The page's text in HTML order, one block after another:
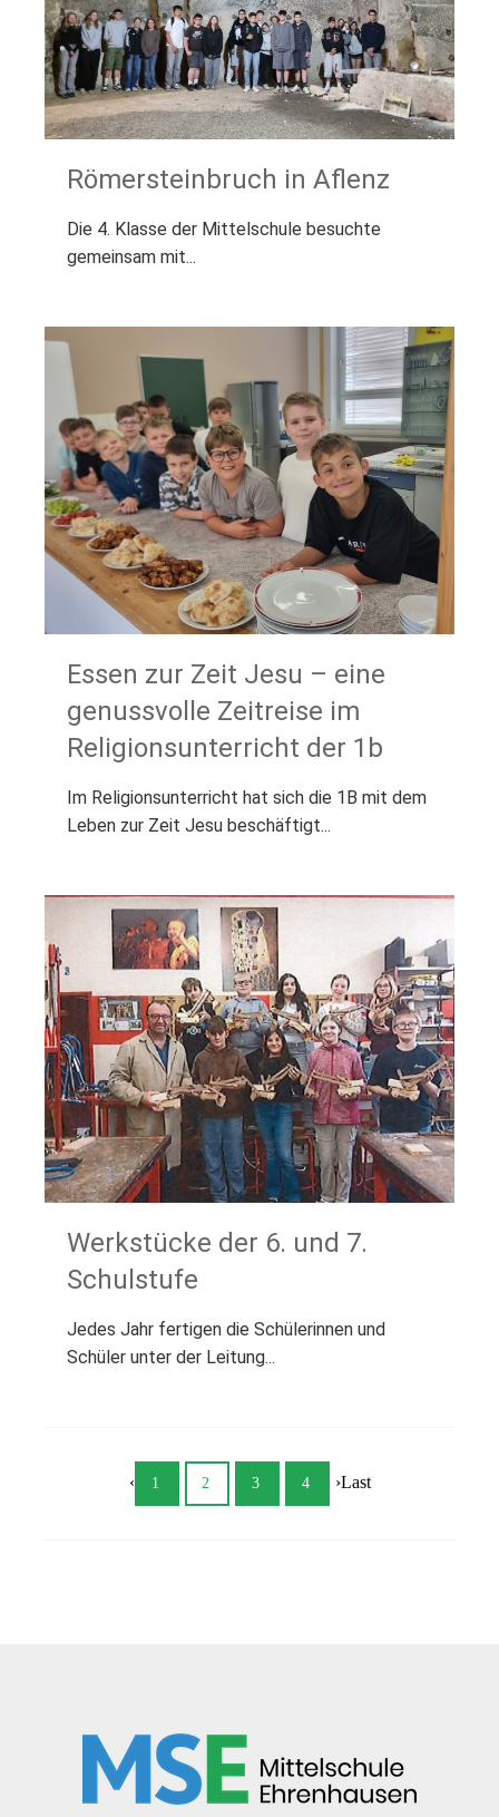
Römersteinbruch in Aflenz
Die 4. Klasse der Mittelschule besuchte
gemeinsam mit...
Essen zur Zeit Jesu – eine
genussvolle Zeitreise im
Religionsunterricht der 1b
Im Religionsunterricht hat sich die 1B mit dem
Leben zur Zeit Jesu beschäftigt...
Werkstücke der 6. und 7.
Schulstufe
Jedes Jahr fertigen die Schülerinnen und
Schüler unter der Leitung...
‹ 1 2 3 4 ›Last